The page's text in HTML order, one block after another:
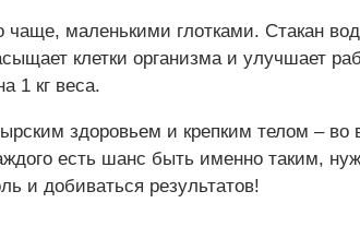
чаще, маленькими глотками. Стакан
клетки организма и улучшает
1 кг веса.
здоровьем и крепким телом – во
есть шанс быть именно таким,
и добиваться результатов!